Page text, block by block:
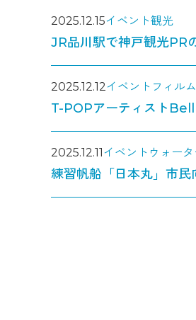
2025.12.15イベント観光
JR品川駅で神戸観光PR
2025.12.12イベント フィル
T-POPアーティスト
2025.12.11イベント ウォー
練習帆船「日本丸」市